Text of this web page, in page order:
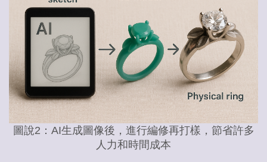
圖說2：AI生成圖像後，進行編修再打樣，節省許多
人力和時間成本